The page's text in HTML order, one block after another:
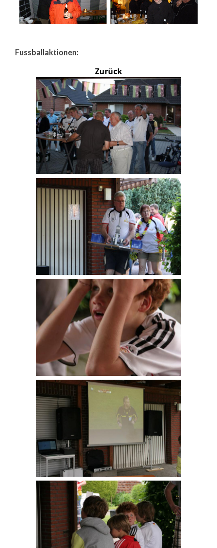
Fussballaktionen:
Zurück